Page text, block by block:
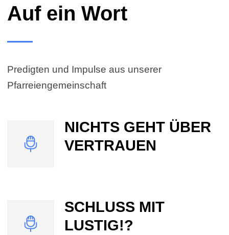
Auf ein Wort
Predigten und Impulse aus unserer
Pfarreiengemeinschaft
NICHTS GEHT ÜBER
VERTRAUEN
SCHLUSS MIT
LUSTIG!?